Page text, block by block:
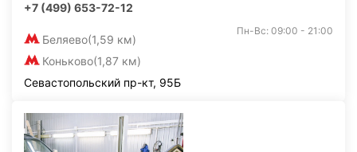
+7 (499) 653-72-12
Беляево(1,59 км)
Коньково(1,87 км)
Пн-Вс: 09:00 - 21:00
Севастопольский пр-кт, 95Б